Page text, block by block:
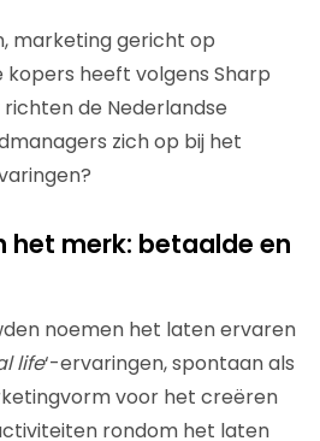
marketing gericht op
heeft volgens Sharp
de Nederlandse
zich op bij het
het merk: betaalde en
noemen het laten ervaren
life‘-ervaringen, spontaan als
voor het creëren
rondom het laten